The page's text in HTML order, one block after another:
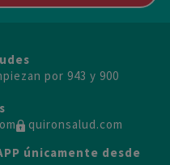
por 943 y 900
quironsalud.com
únicamente desde